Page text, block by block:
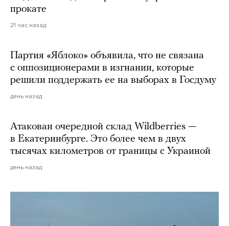
прокате
21 час назад
Партия «Яблоко» объявила, что не связана
с оппозиционерами в изгнании, которые
решили поддержать ее на выборах в Госдуму
день назад
Атакован очередной склад Wildberries —
в Екатеринбурге. Это более чем в двух
тысячах километров от границы с Украиной
день назад